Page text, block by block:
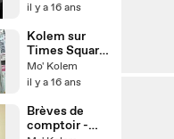
il y a 16 ans
Kolem sur
Times Square
!!!
Mo' Kolem
il y a 16 ans
Brèves de
comptoir -